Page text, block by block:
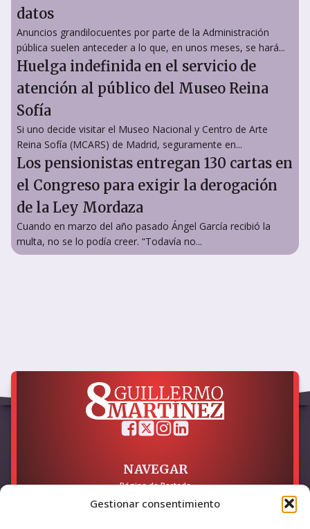
Gestionar consentimiento
datos
Anuncios grandilocuentes por parte de la Administración
pública suelen anteceder a lo que, en unos meses, se hará...
Huelga indefinida en el servicio de
atención al público del Museo Reina
Sofía
Si uno decide visitar el Museo Nacional y Centro de Arte
Reina Sofía (MCARS) de Madrid, seguramente en...
Los pensionistas entregan 130 cartas en
el Congreso para exigir la derogación
de la Ley Mordaza
Cuando en marzo del año pasado Ángel García recibió la
multa, no se lo podía creer. “Todavía no...
NAVEGAR
Página de Portada